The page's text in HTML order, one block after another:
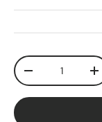
Cant.
Disminuir